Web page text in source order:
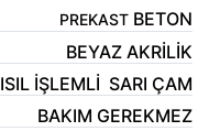
PREKAST BETON
BEYAZ AKRİLİK
ISIL İŞLEMLİ SARI ÇAM
BAKIM GEREKMEZ